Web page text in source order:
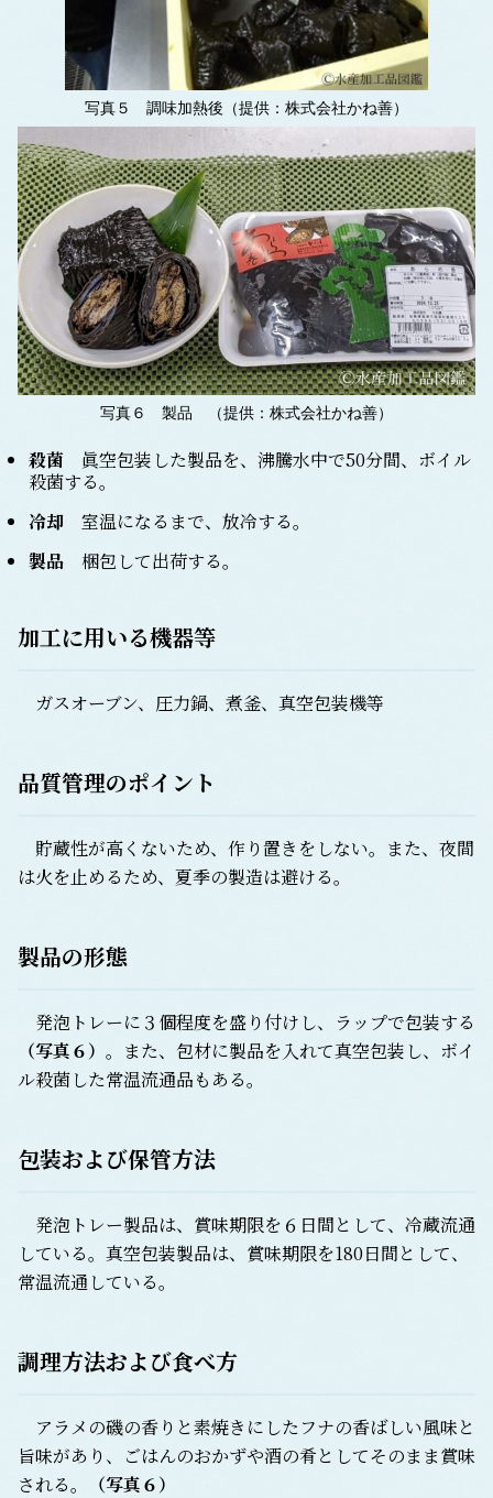
写真５ 調味加熱後（提供：株式会社かね善）
写真６ 製品 （提供：株式会社かね善）
殺菌 眞空包装した製品を、沸騰水中で50分間、ボイル
殺菌する。
冷却 室温になるまで、放冷する。
製品 梱包して出荷する。
加工に用いる機器等
ガスオーブン、圧力鍋、煮釜、真空包装機等
品質管理のポイント
貯蔵性が高くないため、作り置きをしない。また、夜間
は火を止めるため、夏季の製造は避ける。
製品の形態
発泡トレーに３個程度を盛り付けし、ラップで包装する
（写真６） 。また、包材に製品を入れて真空包装し、ボイ
ル殺菌した常温流通品もある。
包装および保管方法
発泡トレー製品は、賞味期限を６日間として、冷蔵流通
している。真空包装製品は、賞味期限を180日間として、
常温流通している。
調理方法および食べ方
アラメの磯の香りと素焼きにしたフナの香ばしい風味と
旨味があり、ごはんのおかずや酒の肴としてそのまま賞味
される。
（写真６）